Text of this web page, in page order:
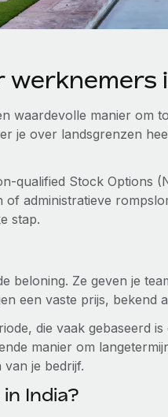
waardevolle manier om
je over landsgrenzen
qualified Stock Options
of administratieve
stap.
beloning. Ze geven je
een vaste prijs, bekend
die vaak gebaseerd
manier om
je bedrijf.
India?